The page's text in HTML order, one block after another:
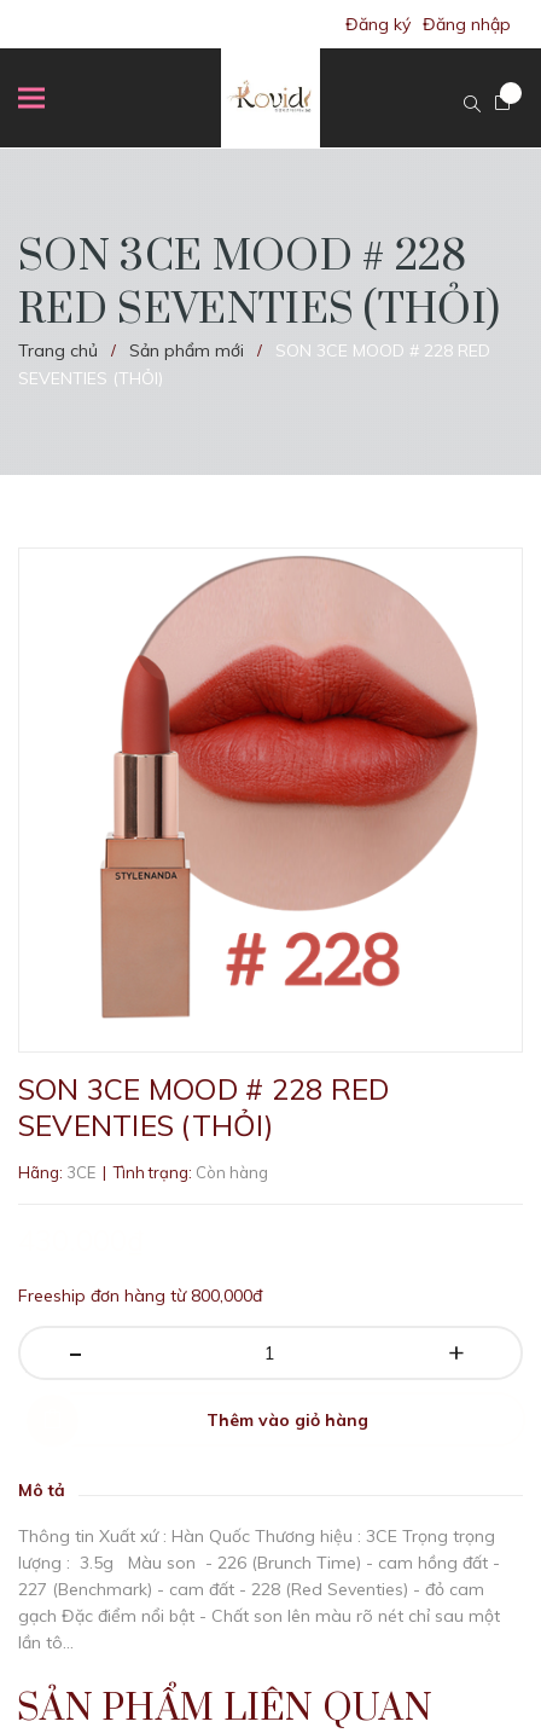
Đăng ký Đăng nhập
SON 3CE MOOD # 228
RED SEVENTIES (THỎI)
Trang chủ / Sản phẩm mới /
SON 3CE MOOD # 228 RED
SEVENTIES (THỎI)
SON 3CE MOOD # 228 RED
SEVENTIES (THỎI)
Hãng: 3CE | Tình trạng: Còn hàng
Freeship đơn hàng từ 800,000đ
- +
Thêm vào giỏ hàng
Mô tả
Thông tin Xuất xứ : Hàn Quốc Thương hiệu : 3CE Trọng trọng
lượng : 3.5g Màu son - 226 (Brunch Time) - cam hồng đất -
227 (Benchmark) - cam đất - 228 (Red Seventies) - đỏ cam
gạch Đặc điểm nổi bật - Chất son lên màu rõ nét chỉ sau một
lần tô...
SẢN PHẨM LIÊN QUAN